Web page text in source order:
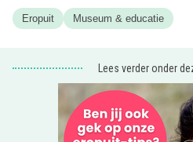
Eropuit Museum & educatie
Lees verder onder